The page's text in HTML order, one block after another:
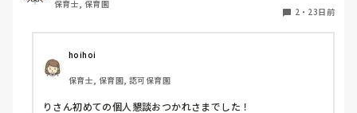
工夫などあれば教えていただきたいです♪
保育士, 保育園
2・ 23日前
hoihoi
保育士, 保育園, 認可保育園
りさん初めての個人懇談おつかれさまでした！